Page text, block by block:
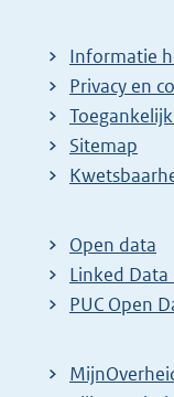
Informatie
Privacy en
Sitemap
E
t
e
r
l
Open data
Linked Data
PUC Open